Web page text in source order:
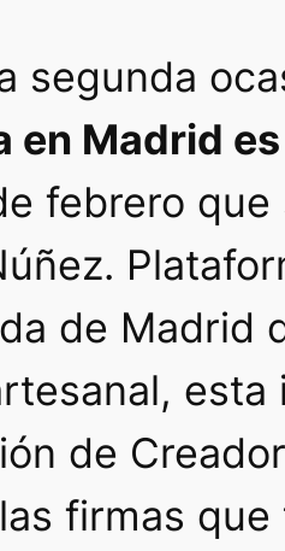
segunda
en Madrid
febrero
de Madrid
esta
de
firmas